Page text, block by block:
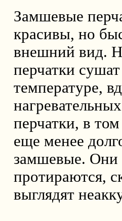
Замшевые
красивы, но
внешний вид.
перчатки
температуре,
перчатки, в
еще менее
замшевые. Они
протираются,
выглядят